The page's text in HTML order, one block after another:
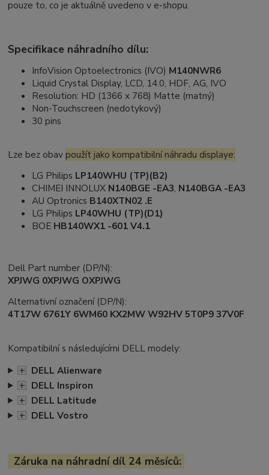
pouze to, co je aktuálně uvedeno v e-shopu.
Specifikace náhradního dílu:
InfoVision Optoelectronics (IVO) M140NWR6
Liquid Crystal Display, LCD, 14.0, HDF, AG, IVO
Resolution: HD (1366 x 768) Matte (matný)
Non-Touchscreen (nedotykový)
30 pins
Lze bez obav použít jako kompatibilní náhradu displaye:
LG Philips LP140WHU (TP)(B2)
CHIMEI INNOLUX N140BGE -EA3, N140BGA -EA3
AU Optronics B140XTN02 .E
LG Philips LP40WHU (TP)(D1)
BOE HB140WX1 -601 V4.1
Dell Part number (DP/N):
XPJWG 0XPJWG OXPJWG
Alternativní označení (DP/N):
4T17W 6761Y 6WM60 KX2MW W92HV 5T0P9 37V0F
Kompatibilní s následujícími DELL modely:
+ DELL Alienware
+ DELL Inspiron
+ DELL Latitude
+ DELL Vostro
Záruka na náhradní díl 24 měsíců: